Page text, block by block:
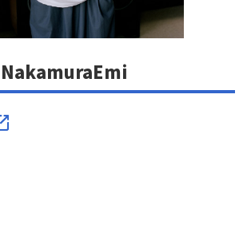
NakamuraEmi